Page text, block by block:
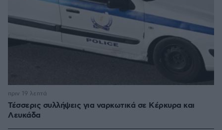
Τέσσερις συλλήψεις για ναρκωτικά σε Κέρκυρα και
Λευκάδα
πριν 19 λεπτά